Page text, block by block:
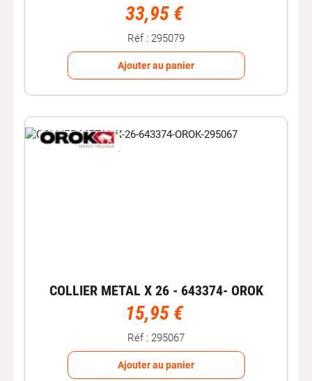
33,95 €
Réf : 295079
Ajouter au panier
COLLIER METAL X 26 - 643374- OROK
15,95 €
Réf : 295067
Ajouter au panier